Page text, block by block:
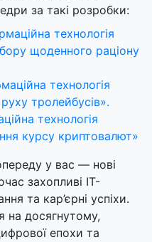
за такі розробки:
технологія
щоденного раціону
технологія
тролейбусів».
технологія
курсу криптовалют»
у вас — нові
захопливі ІТ-
та кар’єрні успіхи.
на досягнутому,
епохи та